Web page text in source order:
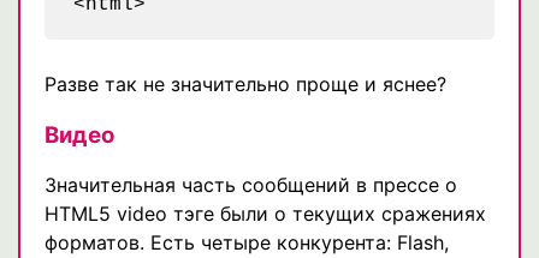
Разве так не значительно проще и яснее?
Видео
Значительная часть сообщений в прессе о
HTML5 video тэге были о текущих сражениях
форматов. Есть четыре конкурента: Flash,